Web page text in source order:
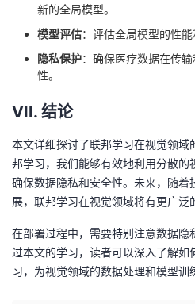
新的全局模型。
模型评估：评估全局模型的性能
隐私保护：确保医疗数据在传
性。
VII. 结论
本文详细探讨了联邦学习在视觉领域
邦学习，我们能够有效地利用分散的
确保数据隐私和安全性。未来，随着
展，联邦学习在视觉领域将有更广泛
在部署过程中，需要特别注意数据隐
过本文的学习，读者可以深入了解如
习，为视觉领域的数据处理和模型训